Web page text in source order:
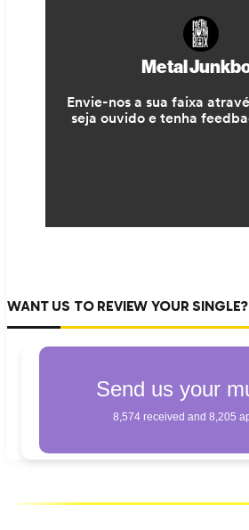
WANT US TO REVIEW YOUR SINGLE?